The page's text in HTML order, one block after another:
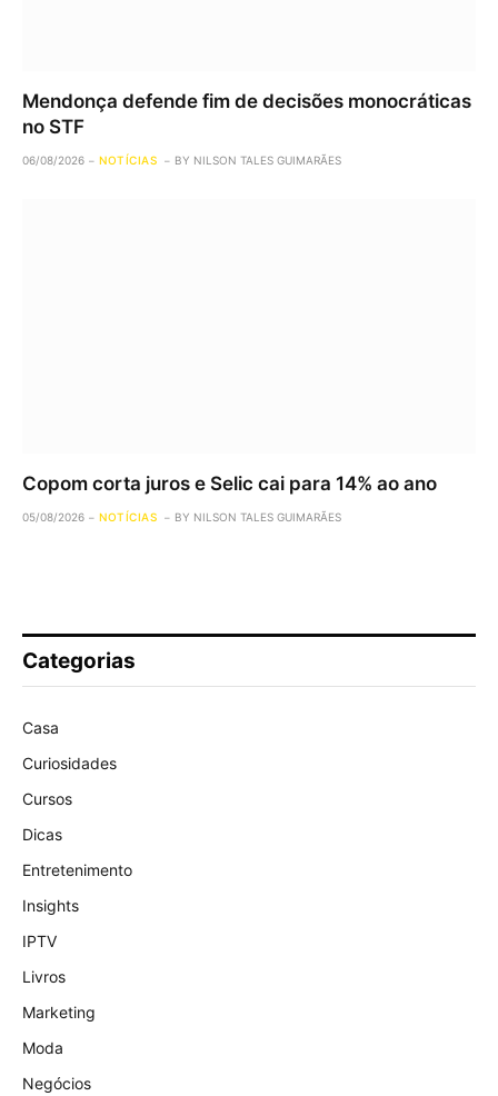
Mendonça defende fim de decisões monocráticas
no STF
06/08/2026 NOTÍCIAS BY NILSON TALES GUIMARÃES
Copom corta juros e Selic cai para 14% ao ano
05/08/2026 NOTÍCIAS BY NILSON TALES GUIMARÃES
Categorias
Casa
Curiosidades
Cursos
Dicas
Entretenimento
Insights
IPTV
Livros
Marketing
Moda
Negócios